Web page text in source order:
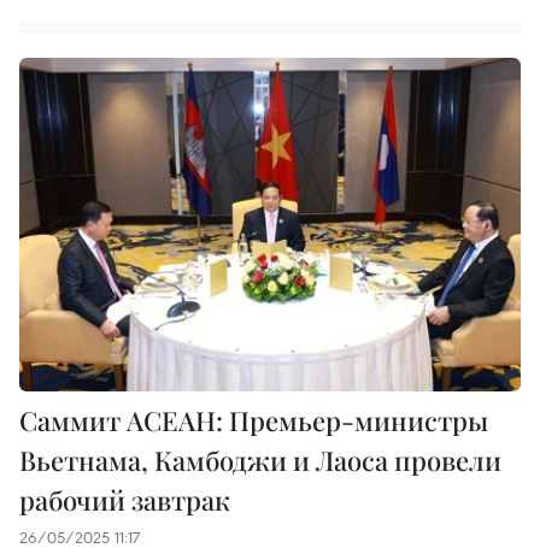
Саммит АСЕАН: Премьер-министры
Вьетнама, Камбоджи и Лаоса провели
рабочий завтрак
26/05/2025 11:17